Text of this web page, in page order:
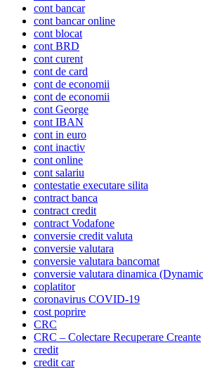
cont bancar
cont bancar online
cont blocat
cont BRD
cont curent
cont de card
cont de economii
cont de economii
cont George
cont IBAN
cont in euro
cont inactiv
cont online
cont salariu
contestatie executare silita
contract banca
contract credit
contract Vodafone
conversie credit valuta
conversie valutara
conversie valutara bancomat
conversie valutara dinamica
coplatitor
coronavirus COVID-19
cost poprire
CRC
CRC – Colectare Recuperare Creante
credit
credit car